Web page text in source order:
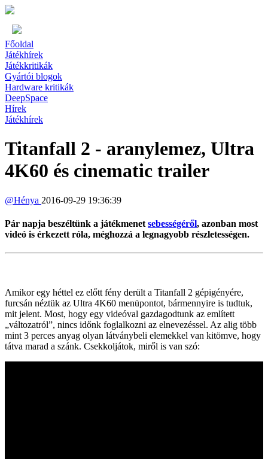
Főoldal
Játékhírek
Játékkritikák
Gyártói blogok
Hardware kritikák
DeepSpace
Hírek
Játékhírek
Titanfall 2 - aranylemez, Ultra
4K60 és cinematic trailer
@Hénya 2016-09-29 19:36:39
Pár napja beszéltünk a játékmenet sebességéről, azonban most
videó is érkezett róla, méghozzá a legnagyobb részletességen.
Amikor egy héttel ez előtt fény derült a Titanfall 2 gépigényére,
furcsán néztük az Ultra 4K60 menüpontot, bármennyire is tudtuk,
mit jelent. Most, hogy egy videóval gazdagodtunk az említett
„változatról”, nincs időnk foglalkozni az elnevezéssel. Az alig több
mint 3 perces anyag olyan látványbeli elemekkel van kitömve, hogy
tátva marad a szánk. Csekkoljátok, miről is van szó: